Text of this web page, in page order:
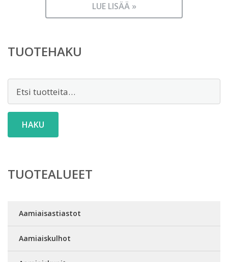
LUE LISÄÄ »
TUOTEHAKU
HAKU
TUOTEALUEET
Aamiaisastiastot
Aamiaiskulhot